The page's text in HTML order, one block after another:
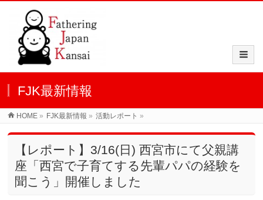
FJK最新情報
HOME » FJK最新情報 » 活動レポート »
【レポート】3/16(日) 西宮市にて父親講
座「西宮で子育てする先輩パパの経験を
聞こう」開催しました